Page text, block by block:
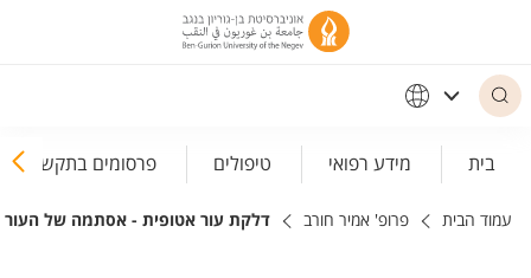
בית מידע רפואי טיפולים פרסומים בתקשורת
עמוד הבית פרופ' אמיר חורב דלקת עור אטופית - אסתמה של העור